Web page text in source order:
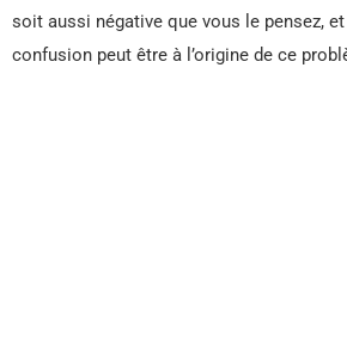
soit aussi négative que vous le pensez,
confusion peut être à l’origine de ce